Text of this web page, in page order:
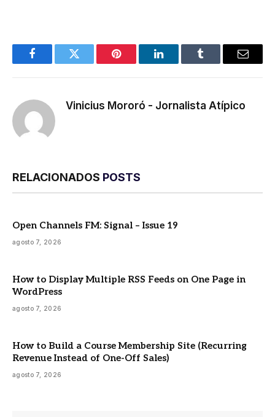
FacebookTwitter Pinterest LinkedInTumblr
E-
Vinicius Mororó - Jornalista Atípico
RELACIONADOS POSTS
Open Channels FM: Signal – Issue 19
agosto 7, 2026
How to Display Multiple RSS Feeds on One Page in
WordPress
agosto 7, 2026
How to Build a Course Membership Site (Recurring
Revenue Instead of One-Off Sales)
agosto 7, 2026